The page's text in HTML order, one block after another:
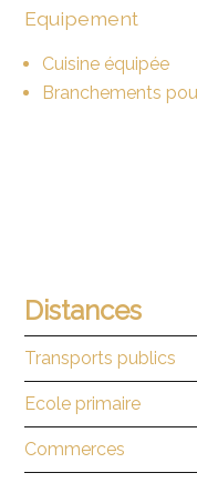
Equipement
Cuisine équipée
Branchements
Distances
Transports publics
Ecole primaire
Commerces